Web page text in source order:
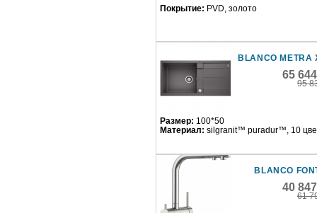
Покрытие: PVD, золото
BLANCO METRA
65
95
Размер: 100*50
Материал: silgranit™ puradur™, 10
BLANCO
40
61